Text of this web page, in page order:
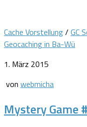
Cache Vorstellung/ GC
Geocaching in Ba-Wü
1. März 2015
von webmicha
Mystery Game